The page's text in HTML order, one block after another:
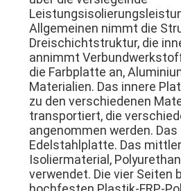
Allgemeinen nimmt die
Dreischichtstruktur, die
annimmt
die Farbplatte an,
Materialien. Das innere
zu den verschiedenen
transportiert, die
angenommen werden.
Edelstahlplatte. Das
Isoliermaterial,
verwendet. Die vier Seiten